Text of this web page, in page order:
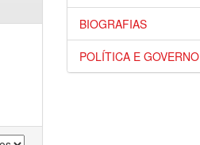
BIOGRAFIAS
POLÍTICA E GOVERNO